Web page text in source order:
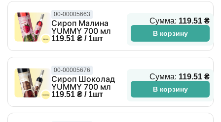
00-00005663
Сироп Малина
YUMMY 700 мл
119.51 ₴ / 1шт
Сумма: 119.51 ₴
В корзину
00-00005676
Сироп Шоколад
YUMMY 700 мл
119.51 ₴ / 1шт
Сумма: 119.51 ₴
В корзину